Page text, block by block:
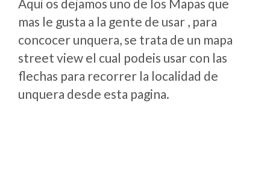
Aqui os dejamos uno de los Mapas que
mas le gusta a la gente de usar , para
concocer unquera, se trata de un mapa
street view el cual podeis usar con las
flechas para recorrer la localidad de
unquera desde esta pagina.